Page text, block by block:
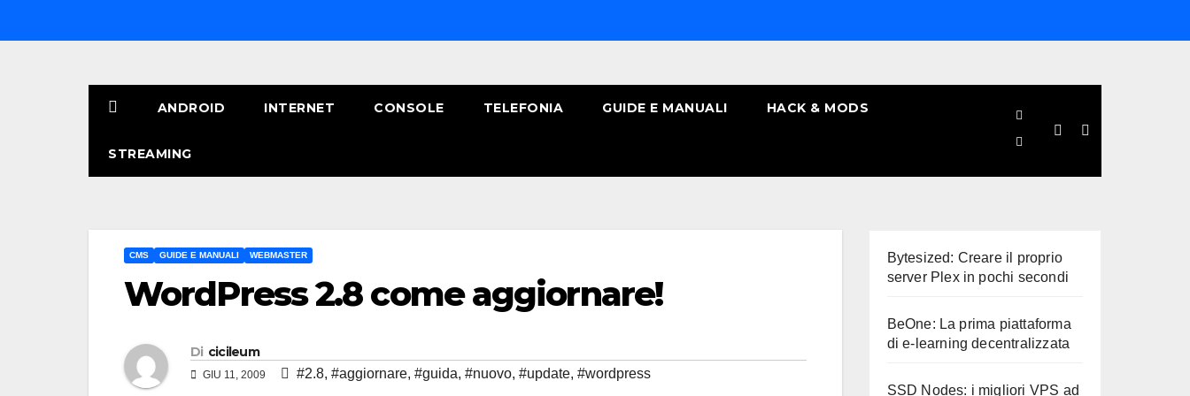
al
ANDROID INTERNET CONSOLE TELEFONIA GUIDE E MANUALI HACK & MODS
STREAMING
CMS GUIDE E MANUALI WEBMASTER
WordPress 2.8 come aggiornare!
Di cicileum
GIU 11, 2009 #2.8, #aggiornare, #guida, #nuovo, #update, #wordpress
Bytesized: Creare il proprio
server Plex in pochi secondi
BeOne: La prima piattaforma
di e-learning decentralizzata
SSD Nodes: i migliori VPS ad